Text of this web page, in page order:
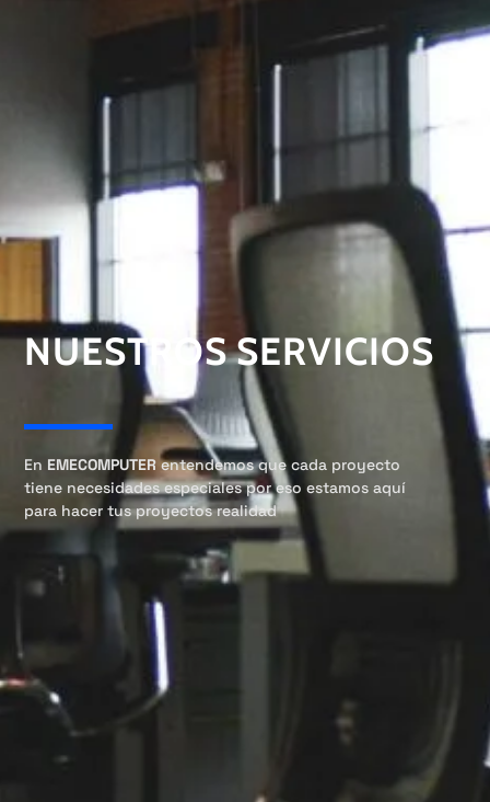
NUESTROS SERVICIOS
En EMECOMPUTERentendemos que cada proyecto
tiene necesidades especiales por eso estamos aquí
para hacer tus proyectos realidad